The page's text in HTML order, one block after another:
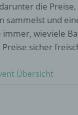
die Preise,
sammelst und
immer, wieviele
sicher
Übersicht